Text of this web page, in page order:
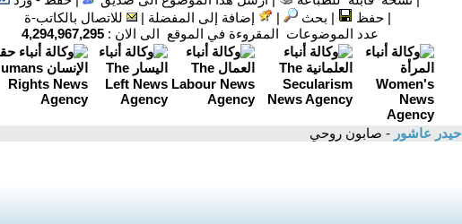
|حفظ | بحث | إضافة إلى المفضلة |
للاتصال بالكاتب-ة
عدد الموضوعات المقروءة في الموقع الى الان : 4,294,967,295
حيدر عاشور - صابون روحي